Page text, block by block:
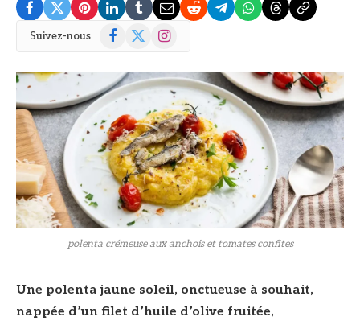
Suivez-nous Facebook
X
Instagram
polenta crémeuse aux anchois et tomates confites
Une polenta jaune soleil, onctueuse à souhait,
nappée d’un filet d’huile d’olive fruitée,